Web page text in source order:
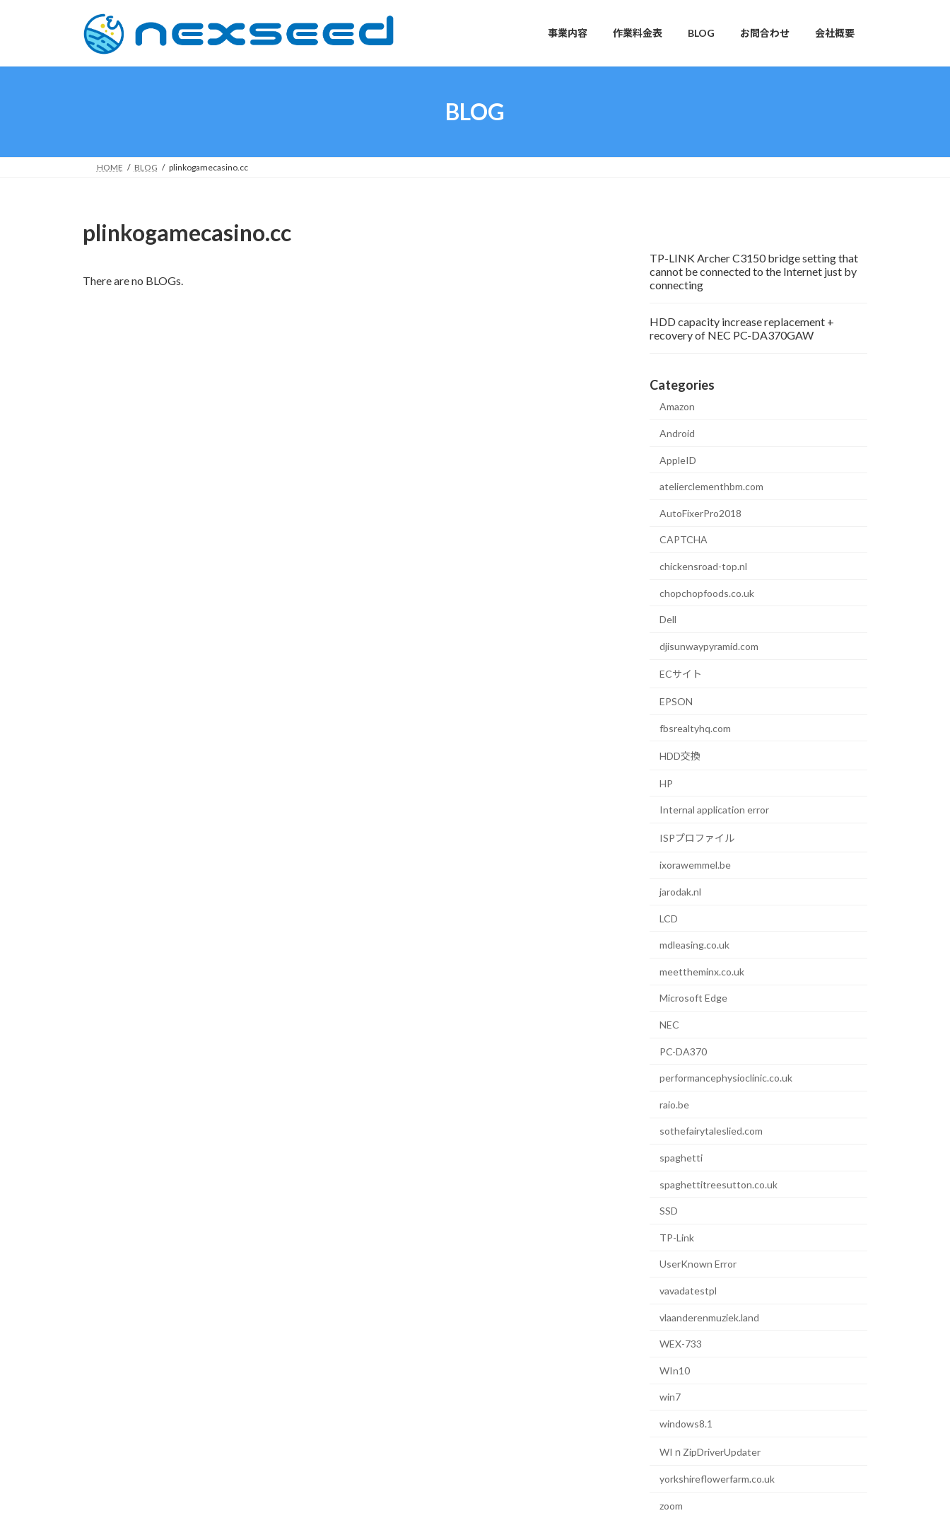
事業内容 作業料金表 BLOG お問合わせ 会社概要
BLOG
HOME BLOG plinkogamecasino.cc
plinkogamecasino.cc
There are no BLOGs.
TP-LINK Archer C3150 bridge setting that
cannot be connected to the Internet just by
connecting
HDD capacity increase replacement +
recovery of NEC PC-DA370GAW
Categories
Amazon
Android
AppleID
atelierclementhbm.com
AutoFixerPro2018
CAPTCHA
chickensroad-top.nl
chopchopfoods.co.uk
Dell
djisunwaypyramid.com
ECサイト
EPSON
fbsrealtyhq.com
HDD交換
HP
Internal application error
ISPプロファイル
ixorawemmel.be
jarodak.nl
LCD
mdleasing.co.uk
meettheminx.co.uk
Microsoft Edge
NEC
PC-DA370
performancephysioclinic.co.uk
raio.be
sothefairytaleslied.com
spaghetti
spaghettitreesutton.co.uk
SSD
TP-Link
UserKnown Error
vavadatestpl
vlaanderenmuziek.land
WEX-733
WIn10
win7
windows8.1
WIｎZipDriverUpdater
yorkshireflowerfarm.co.uk
zoom